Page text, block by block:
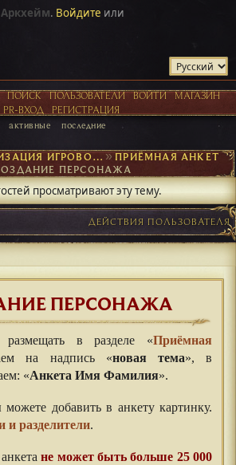
Аркхейм. Войдите или
ПОИСК ПОЛЬЗОВАТЕЛИ ВОЙТИ
МАГАЗИН
PR-ВХОД
РЕГИСТРАЦИЯ
активные последние
ОРГАНИЗАЦИЯ ИГРОВОГО ПРОЦЕССА ►ПРИЁМНАЯ АНКЕТ
ПЕРСОНАЖА
просматривают эту тему.
ДЕЙСТВИЯ ПОЛЬЗОВАТЕЛЯ
ПЕРСОНАЖА
размещать в разделе «Приёмная
на надпись «новая тема», в
«Анкета Имя Фамилия».
добавить в анкету картинку.
разделители.
не может быть больше 25 000